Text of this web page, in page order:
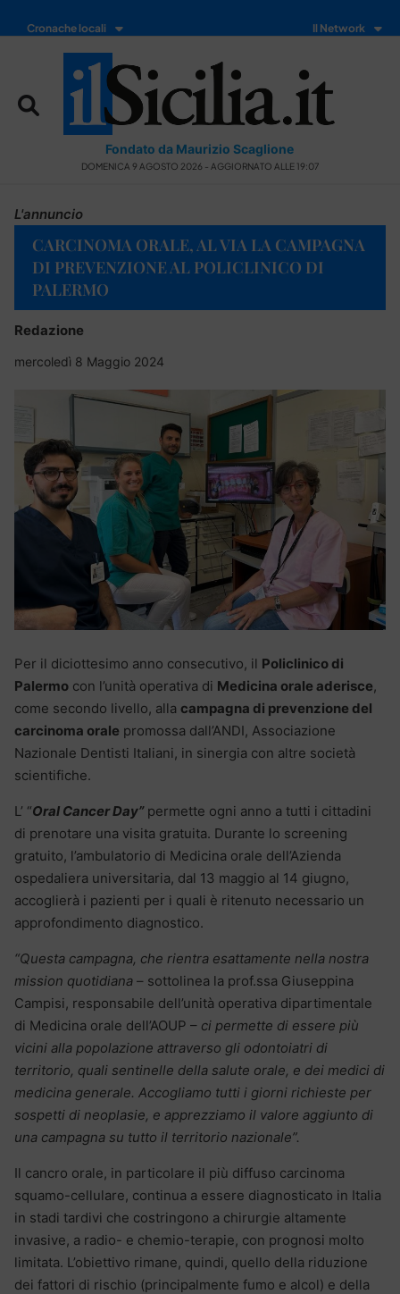
Cronache locali Il Network
Fondato da Maurizio Scaglione
DOMENICA 9 AGOSTO 2026 - AGGIORNATO ALLE 19:07
L'annuncio
CARCINOMA ORALE, AL VIA LA CAMPAGNA
DI PREVENZIONE AL POLICLINICO DI
PALERMO
Redazione
mercoledì 8 Maggio 2024
Per il diciottesimo anno consecutivo, il Policlinico di
Palermo con l’unità operativa di Medicina orale aderisce,
come secondo livello, alla campagna di prevenzione del
carcinoma orale promossa dall’ANDI, Associazione
Nazionale Dentisti Italiani, in sinergia con altre società
scientifiche.
L’ “Oral Cancer Day”permette ogni anno a tutti i cittadini
di prenotare una visita gratuita. Durante lo screening
gratuito, l’ambulatorio di Medicina orale dell’Azienda
ospedaliera universitaria, dal 13 maggio al 14 giugno,
accoglierà i pazienti per i quali è ritenuto necessario un
approfondimento diagnostico.
“Questa campagna, che rientra esattamente nella nostra
mission quotidiana – sottolinea la prof.ssa Giuseppina
Campisi, responsabile dell’unità operativa dipartimentale
di Medicina orale dell’AOUP – ci permette di essere più
vicini alla popolazione attraverso gli odontoiatri di
territorio, quali sentinelle della salute orale, e dei medici di
medicina generale. Accogliamo tutti i giorni richieste per
sospetti di neoplasie, e apprezziamo il valore aggiunto di
una campagna su tutto il territorio nazionale”.
Il cancro orale, in particolare il più diffuso carcinoma
squamo-cellulare, continua a essere diagnosticato in Italia
in stadi tardivi che costringono a chirurgie altamente
invasive, a radio- e chemio-terapie, con prognosi molto
limitata. L’obiettivo rimane, quindi, quello della riduzione
dei fattori di rischio (principalmente fumo e alcol) e della